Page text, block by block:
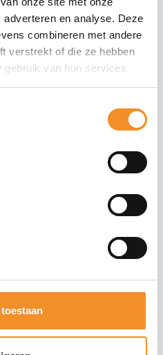
en analyse. Deze
combineren met andere
verstrekt of die ze hebben
van hun services.
aan winkelwagen